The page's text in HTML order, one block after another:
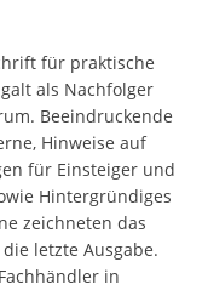
für praktische
als Nachfolger
Beeindruckende
Hinweise auf
für Einsteiger und
Hintergründiges
zeichneten das
letzte Ausgabe.
in